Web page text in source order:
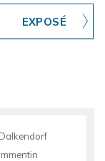
Dalkendorf